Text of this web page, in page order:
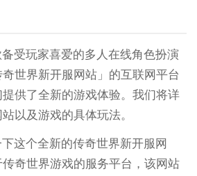
受玩家喜爱的多人在线角色扮演
世界新开服网站」的互联网平台
供了全新的游戏体验。我们将详
以及游戏的具体玩法。
这个全新的传奇世界新开服网
奇世界游戏的服务平台，该网站